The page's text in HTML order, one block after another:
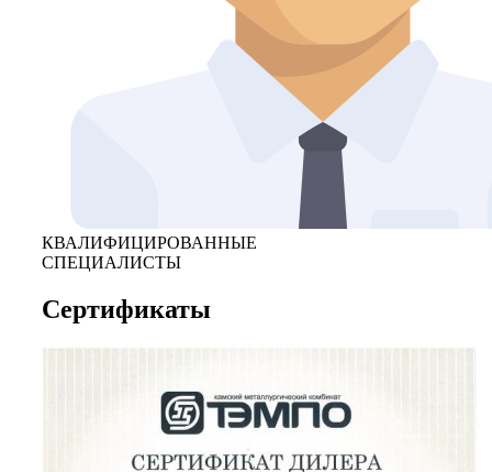
КВАЛИФИЦИРОВАННЫЕ
СПЕЦИАЛИСТЫ
Сертификаты